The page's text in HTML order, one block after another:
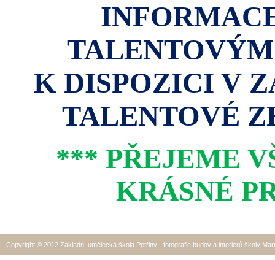
K DISPOZICI V
TALENTOVÉ
*** PŘEJEME
KRÁSNÉ
Copyright © 2012 Základní umělecká škola Petřiny - fotografie budov a interiérů školy